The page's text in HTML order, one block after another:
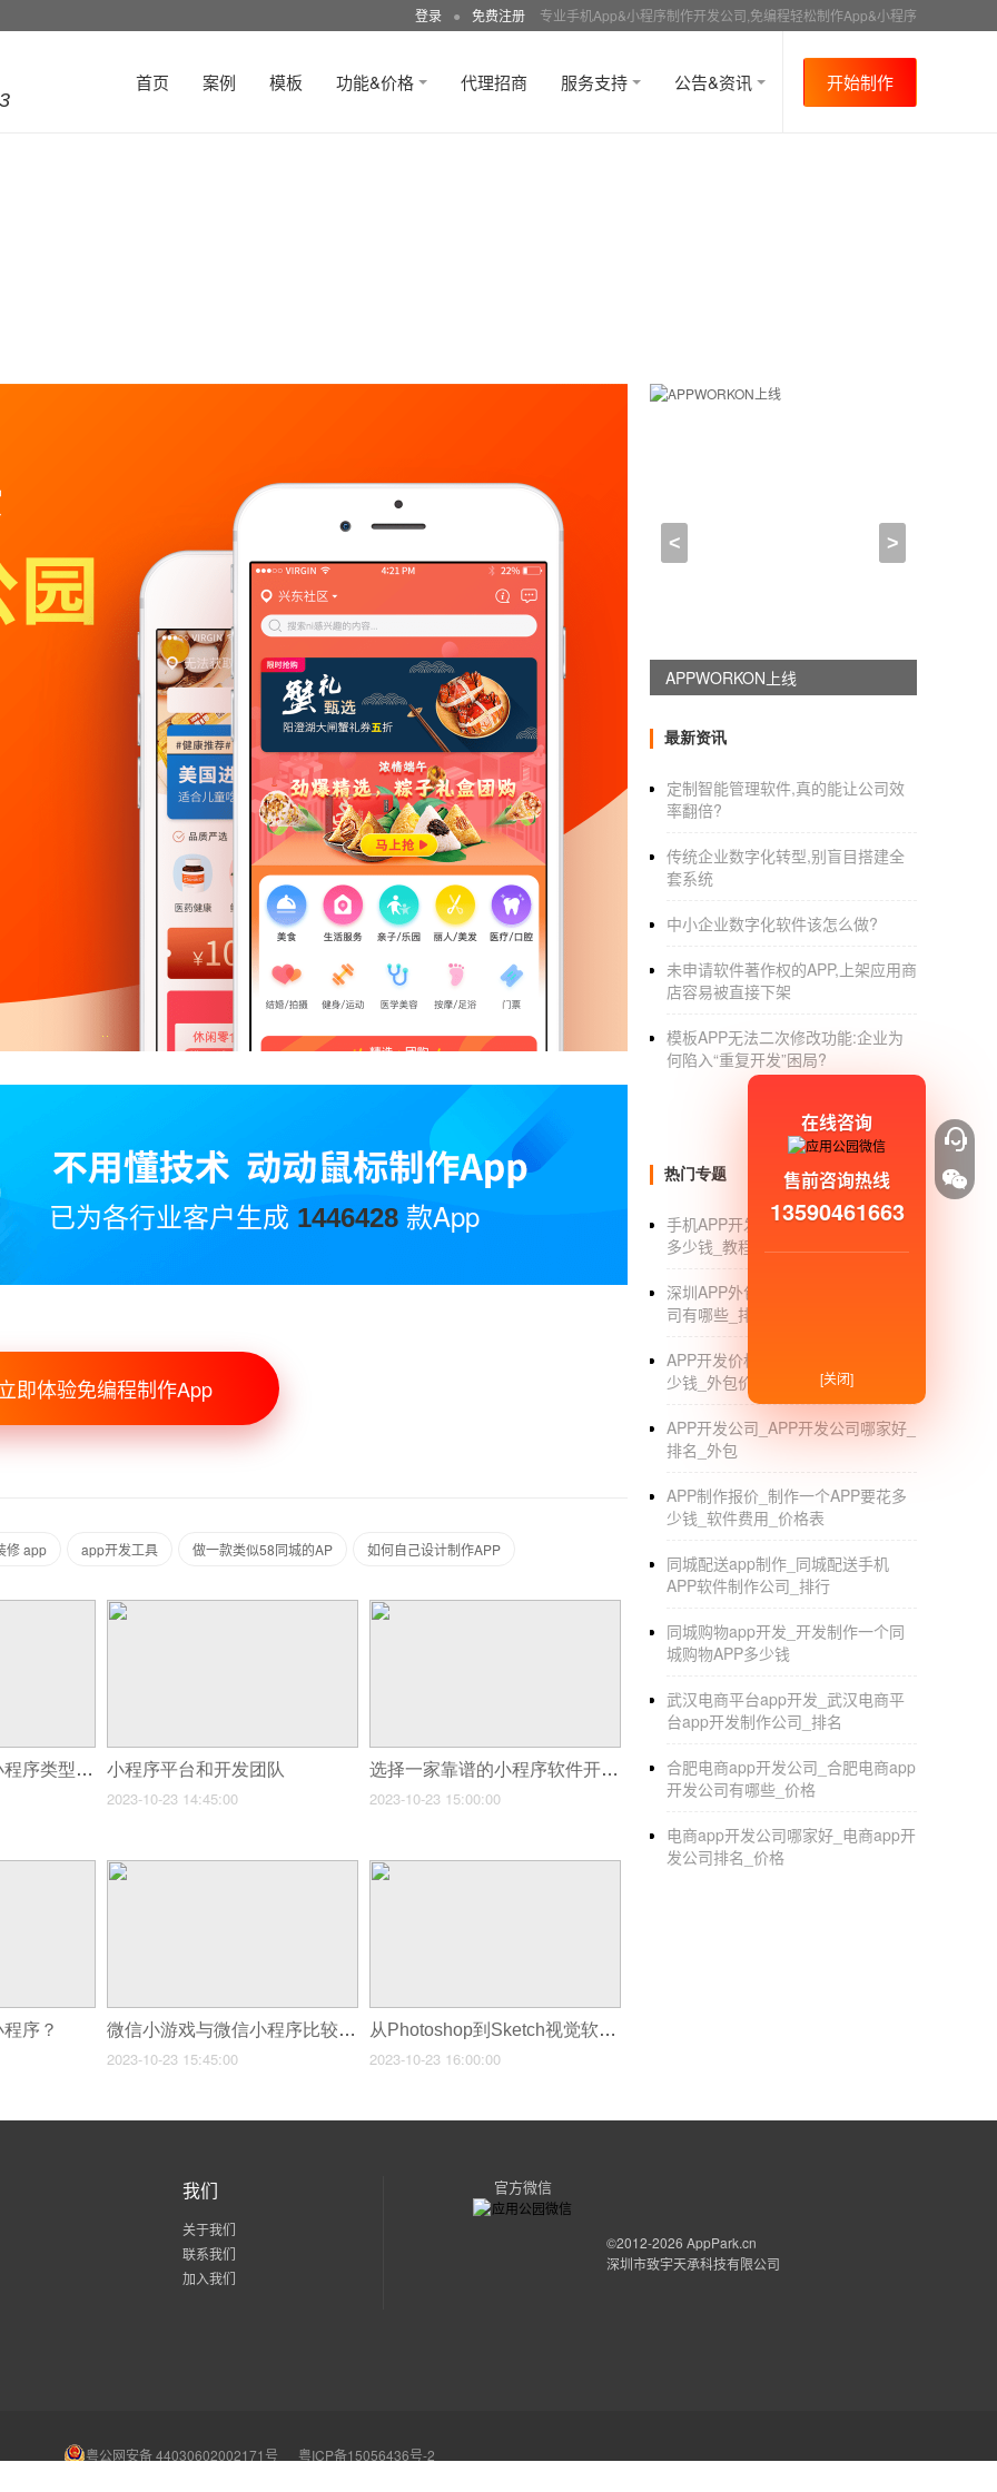
登录 ● 免费注册 专业手机App&小程序制作开发公司,免编程轻松制作App&小程序
首页 案例 模板 功能&价格 代理招商 服务支持 公告&资讯 开始制作
2021-04-18 19:00:00
现在很多企业都会通过海宁
在很多企业都愿意进行软件定制，而并不愿
开发定制的方式可以凸显出软件的功能性，这
现在越来越多企业比较注重信息化建设，目
进作用，信息化建设就需要通过专业的公司
比较全面展现，企业信息化管理过程就会变得
海宁做app开发的公司电话、海宁定制开发软
2、方便企业进行工作管理
作管理要求，还能给各种不同类型的客户提
3、促进营销推广效果
如果一个企业拥有属于自己的软件，软件的
和客户之间的距离拉近，所以推广营销效果就
之所以现在各大企业都在进行软件定制，无
来进行开发制作，就是为了呈现出以上这些
势，根据大众用户的实际需求来进行功能设
件开发的公司-软件定制知多少
以上就是海宁app开发-海宁软件开发定制公
已为各行业客户生成 1446428 款App
即体验免编程制作App
修 app app开发工具 做一款类似58同城的AP 如何自己设计制作APP
分析市场需求确定小程序类型和功能 小程序平台和开发团队
2023-10-23 14:45:00
选择一家靠谱的小程序软件开发服务商？
2023-10-23 15:00:00
序？ 微信小游戏与微信小程序比较分析
2023-10-23 15:45:00
从Photoshop到Sketch视觉软件开发的演变
2023-10-23 16:00:00
< >
APPWORKON上线
最新资讯
定制智能管理软件,真的能让公司效
率翻倍?
传统企业数字化转型,别盲目搭建全
套系统
中小企业数字化软件该怎么做?
未申请软件著作权的APP,上架应用商
店容易被直接下架
模板APP无法二次修改功能:企业为
何陷入“重复开发”困局?
热门专题
手机APP开发_手机APP软件开发要
多少钱_教程_工具_流程_公司
深圳APP外包_深圳手机APP外包公
司有哪些_排名_报价
APP开发价格_开发个手机APP要多
少钱_外包价格_报价单
APP开发公司_APP开发公司哪家好_
排名_外包
APP制作报价_制作一个APP要花多
少钱_软件费用_价格表
同城配送app制作_同城配送手机
APP软件制作公司_排行
同城购物app开发_开发制作一个同
城购物APP多少钱
武汉电商平台app开发_武汉电商平
台app开发制作公司_排名
合肥电商app开发公司_合肥电商app
开发公司有哪些_价格
电商app开发公司哪家好_电商app开
发公司排名_价格
我们
关于我们
联系我们
加入我们
官方微信
©2012-2026 AppPark.cn
深圳市致宇天承科技有限公司
粤公网安备 44030602002171号 粤ICP备15056436号-2
在线咨询
售前咨询热线
13590461663
[关闭]